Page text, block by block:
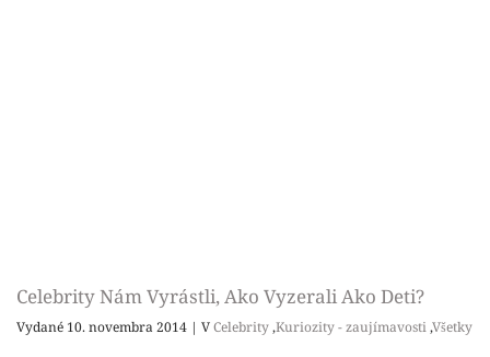
Celebrity Nám Vyrástli, Ako Vyzerali Ako Deti?
Vydané 10. novembra 2014 | VCelebrity,Kuriozity - zaujímavosti,Všetky